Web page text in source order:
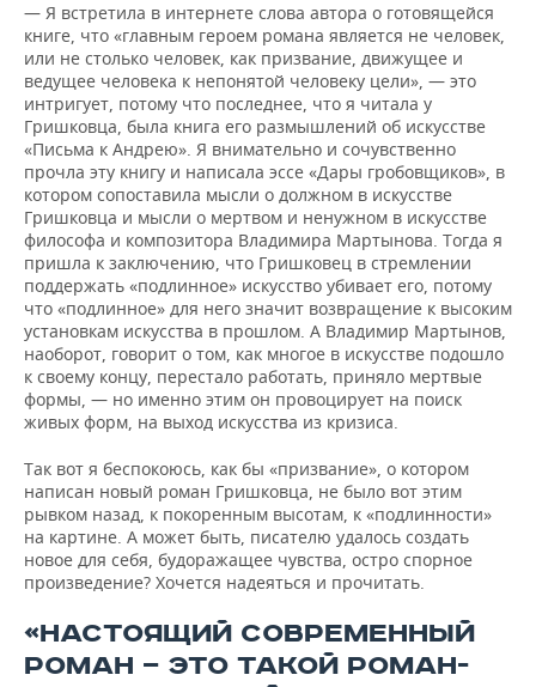
— Я встретила в интернете слова автора о готовящейся
книге, что «главным героем романа является не человек,
или не столько человек, как призвание, движущее и
ведущее человека к непонятой человеку цели», — это
интригует, потому что последнее, что я читала у
Гришковца, была книга его размышлений об искусстве
«Письма к Андрею». Я внимательно и сочувственно
прочла эту книгу и написала эссе «Дары гробовщиков», в
котором сопоставила мысли о должном в искусстве
Гришковца и мысли о мертвом и ненужном в искусстве
философа и композитора Владимира Мартынова. Тогда я
пришла к заключению, что Гришковец в стремлении
поддержать «подлинное» искусство убивает его, потому
что «подлинное» для него значит возвращение к высоким
установкам искусства в прошлом. А Владимир Мартынов,
наоборот, говорит о том, как многое в искусстве подошло
к своему концу, перестало работать, приняло мертвые
формы, — но именно этим он провоцирует на поиск
живых форм, на выход искусства из кризиса.
Так вот я беспокоюсь, как бы «призвание», о котором
написан новый роман Гришковца, не было вот этим
рывком назад, к покоренным высотам, к «подлинности»
на картине. А может быть, писателю удалось создать
новое для себя, будоражащее чувства, остро спорное
произведение? Хочется надеяться и прочитать.
«НАСТОЯЩИЙ СОВРЕМЕННЫЙ
РОМАН — ЭТО ТАКОЙ РОМАН-